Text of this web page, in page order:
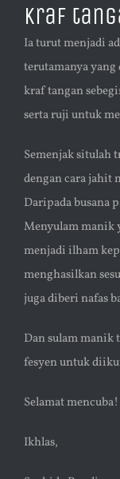
Kraf
Ia turut menjadi
terutamanya
kraf tangan
serta ruji untuk
Semenjak situlah
dengan cara jahit
Daripada busana
Menyulam manik
menjadi ilham
menghasilkan
juga diberi nafas
Dan sulam manik
fesyen untuk
Selamat mencuba!
Ikhlas,